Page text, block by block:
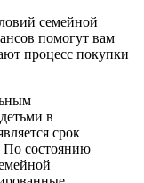
семейной
помогут вам
процесс покупки
в
срок
По состоянию